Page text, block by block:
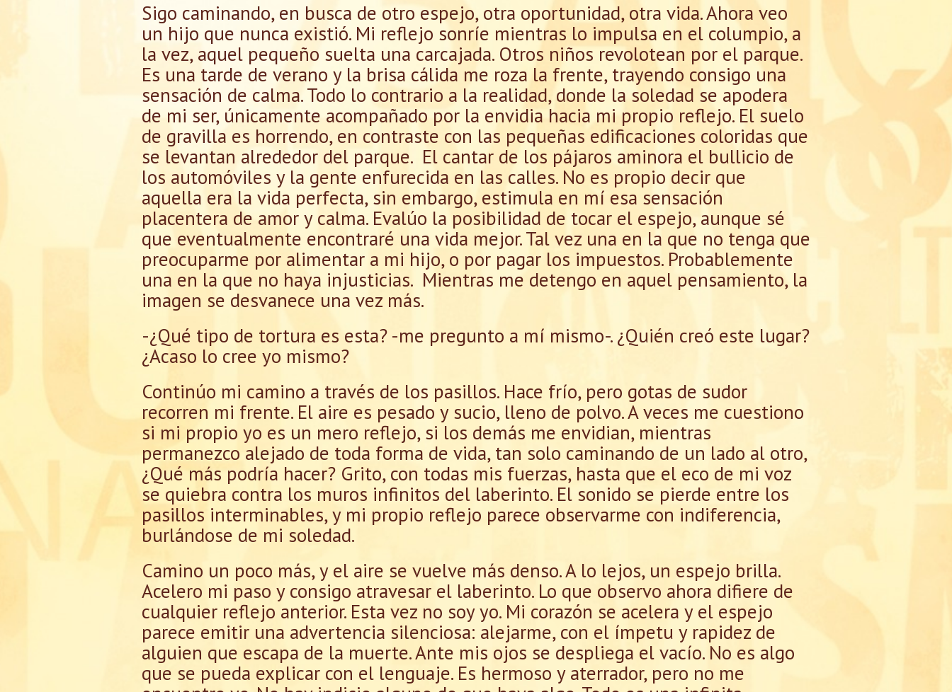
Sigo caminando, en busca de otro espejo, otra oportunidad, otra vida. Ahora veo
un hijo que nunca existió. Mi reflejo sonríe mientras lo impulsa en el columpio, a
la vez, aquel pequeño suelta una carcajada. Otros niños revolotean por el parque.
Es una tarde de verano y la brisa cálida me roza la frente, trayendo consigo una
sensación de calma. Todo lo contrario a la realidad, donde la soledad se apodera
de mi ser, únicamente acompañado por la envidia hacia mi propio reflejo. El suelo
de gravilla es horrendo, en contraste con las pequeñas edificaciones coloridas que
se levantan alrededor del parque. El cantar de los pájaros aminora el bullicio de
los automóviles y la gente enfurecida en las calles. No es propio decir que
aquella era la vida perfecta, sin embargo, estimula en mí esa sensación
placentera de amor y calma. Evalúo la posibilidad de tocar el espejo, aunque sé
que eventualmente encontraré una vida mejor. Tal vez una en la que no tenga que
preocuparme por alimentar a mi hijo, o por pagar los impuestos. Probablemente
una en la que no haya injusticias. Mientras me detengo en aquel pensamiento, la
imagen se desvanece una vez más.
-¿Qué tipo de tortura es esta? -me pregunto a mí mismo-. ¿Quién creó este lugar?
¿Acaso lo cree yo mismo?
Continúo mi camino a través de los pasillos. Hace frío, pero gotas de sudor
recorren mi frente. El aire es pesado y sucio, lleno de polvo. A veces me cuestiono
si mi propio yo es un mero reflejo, si los demás me envidian, mientras
permanezco alejado de toda forma de vida, tan solo caminando de un lado al otro,
¿Qué más podría hacer? Grito, con todas mis fuerzas, hasta que el eco de mi voz
se quiebra contra los muros infinitos del laberinto. El sonido se pierde entre los
pasillos interminables, y mi propio reflejo parece observarme con indiferencia,
burlándose de mi soledad.
Camino un poco más, y el aire se vuelve más denso. A lo lejos, un espejo brilla.
Acelero mi paso y consigo atravesar el laberinto. Lo que observo ahora difiere de
cualquier reflejo anterior. Esta vez no soy yo. Mi corazón se acelera y el espejo
parece emitir una advertencia silenciosa: alejarme, con el ímpetu y rapidez de
alguien que escapa de la muerte. Ante mis ojos se despliega el vacío. No es algo
que se pueda explicar con el lenguaje. Es hermoso y aterrador, pero no me